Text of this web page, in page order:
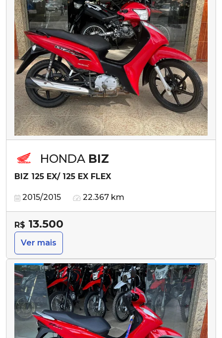
HONDA BIZ
BIZ 125 EX/ 125 EX FLEX
2015/2015 22.367 km
R$ 13.500
Ver mais